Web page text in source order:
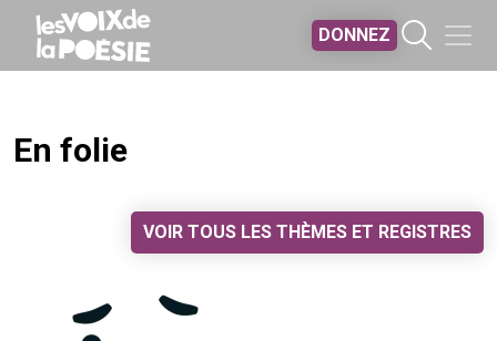
DONNEZ
En folie
VOIR TOUS LES THÈMES ET REGISTRES